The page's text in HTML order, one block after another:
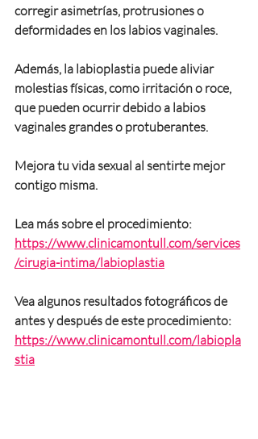
corregir asimetrías, protrusiones o
deformidades en los labios vaginales.
Además, la labioplastia puede aliviar
molestias físicas, como irritación o roce,
que pueden ocurrir debido a labios
vaginales grandes o protuberantes.
Mejora tu vida sexual al sentirte mejor
contigo misma.
Lea más sobre el procedimiento:
https://www.clinicamontull.com/services
/cirugia-intima/labioplastia
Vea algunos resultados fotográficos de
antes y después de este procedimiento:
https://www.clinicamontull.com/labiopla
stia